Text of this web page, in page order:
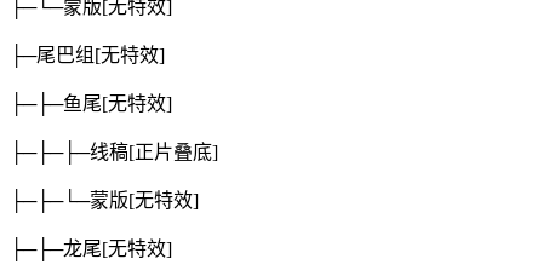
├─└─蒙版[无特效]
├─尾巴组 [无特效]
├─├─鱼尾[无特效]
├─├─├─线稿[正片叠底]
├─├─└─蒙版[无特效]
├─├─龙尾[无特效]